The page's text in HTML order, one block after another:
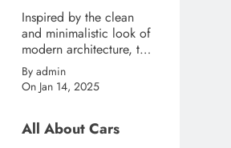
Inspired by the clean
and minimalistic look of
modern architecture, this
template is great for
creating stories about
urban and city tourism.
By admin
On Jan 14, 2025
All About Cars